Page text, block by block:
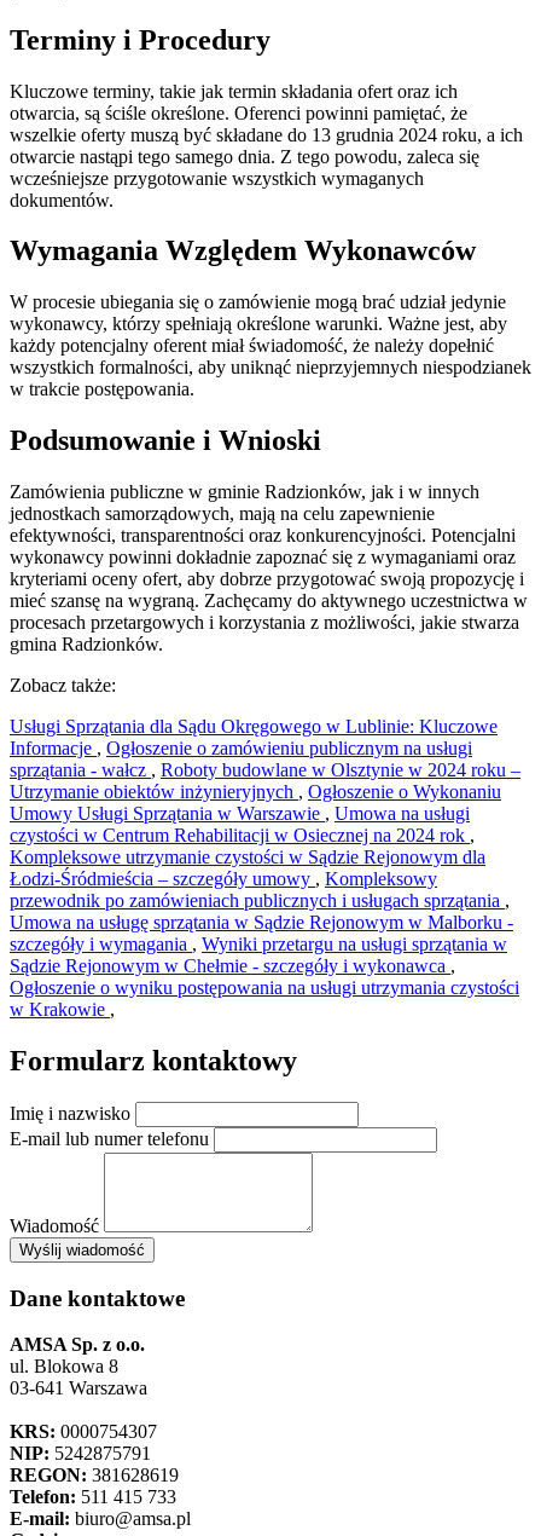
Terminy i Procedury
Kluczowe terminy, takie jak termin składania ofert oraz ich
otwarcia, są ściśle określone. Oferenci powinni pamiętać, że
wszelkie oferty muszą być składane do 13 grudnia 2024 roku, a ich
otwarcie nastąpi tego samego dnia. Z tego powodu, zaleca się
wcześniejsze przygotowanie wszystkich wymaganych
dokumentów.
Wymagania Względem Wykonawców
W procesie ubiegania się o zamówienie mogą brać udział jedynie
wykonawcy, którzy spełniają określone warunki. Ważne jest, aby
każdy potencjalny oferent miał świadomość, że należy dopełnić
wszystkich formalności, aby uniknąć nieprzyjemnych niespodzianek
w trakcie postępowania.
Podsumowanie i Wnioski
Zamówienia publiczne w gminie Radzionków, jak i w innych
jednostkach samorządowych, mają na celu zapewnienie
efektywności, transparentności oraz konkurencyjności. Potencjalni
wykonawcy powinni dokładnie zapoznać się z wymaganiami oraz
kryteriami oceny ofert, aby dobrze przygotować swoją propozycję i
mieć szansę na wygraną. Zachęcamy do aktywnego uczestnictwa w
procesach przetargowych i korzystania z możliwości, jakie stwarza
gmina Radzionków.
Zobacz także:
Usługi Sprzątania dla Sądu Okręgowego w Lublinie: Kluczowe
Informacje , Ogłoszenie o zamówieniu publicznym na usługi
sprzątania - wałcz , Roboty budowlane w Olsztynie w 2024 roku –
Utrzymanie obiektów inżynieryjnych , Ogłoszenie o Wykonaniu
Umowy Usługi Sprzątania w Warszawie , Umowa na usługi
czystości w Centrum Rehabilitacji w Osiecznej na 2024 rok ,
Kompleksowe utrzymanie czystości w Sądzie Rejonowym dla
Łodzi-Śródmieścia – szczegóły umowy , Kompleksowy
przewodnik po zamówieniach publicznych i usługach sprzątania ,
Umowa na usługę sprzątania w Sądzie Rejonowym w Malborku -
szczegóły i wymagania , Wyniki przetargu na usługi sprzątania w
Sądzie Rejonowym w Chełmie - szczegóły i wykonawca ,
Ogłoszenie o wyniku postępowania na usługi utrzymania czystości
w Krakowie ,
Formularz kontaktowy
Imię i nazwisko
E-mail lub numer telefonu
Wiadomość
Wyślij wiadomośćAMSA Sp. z o.o. - ul. Blokowa 8, Warszawa
+
−
Dane kontaktowe
AMSA Sp. z o.o.
ul. Blokowa 8
03-641 Warszawa
KRS: 0000754307
NIP: 5242875791
REGON: 381628619
Telefon: 511 415 733
E-mail: biuro@amsa.pl